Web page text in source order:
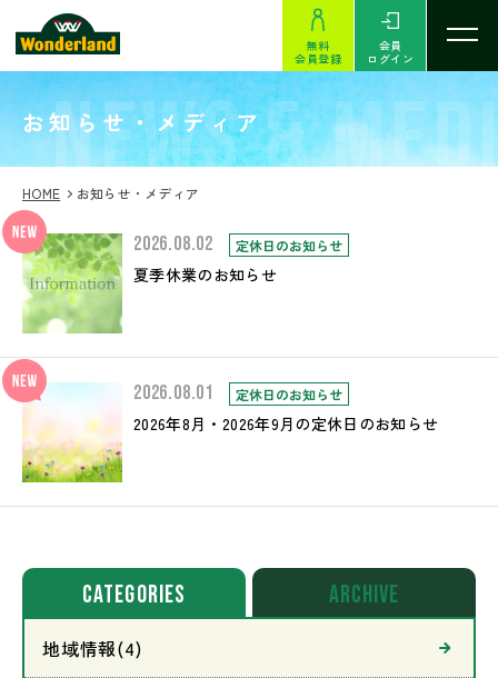
無料
会員登録
会員
ログイン
お知らせ・メディア
NEWS &
HOME お知らせ・メディア
2026.08.02 定休日のお知らせ
夏季休業のお知らせ
2026.08.01 定休日のお知らせ
2026年8月・2026年9月の定休日のお知らせ
CATEGORIES archive
地域情報(4)